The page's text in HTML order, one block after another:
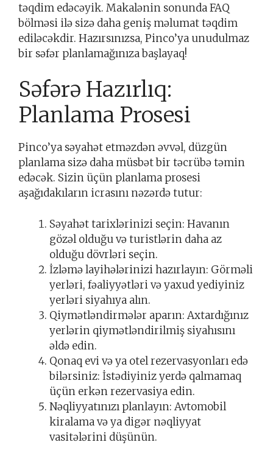
təqdim edəcəyik. Makalənin sonunda FAQ
bölməsi ilə sizə daha geniş məlumat təqdim
ediləcəkdir. Hazırsınızsa, Pinco’ya unudulmaz
bir səfər planlamağınıza başlayaq!
Səfərə Hazırlıq:
Planlama Prosesi
Pinco’ya səyahət etməzdən əvvəl, düzgün
planlama sizə daha müsbət bir təcrübə təmin
edəcək. Sizin üçün planlama prosesi
aşağıdakıların icrasını nəzərdə tutur:
Səyahət tarixlərinizi seçin: Havanın
gözəl olduğu və turistlərin daha az
olduğu dövrləri seçin.
İzləmə layihələrinizi hazırlayın: Görməli
yerləri, fəaliyyətləri və yaxud yediyiniz
yerləri siyahıya alın.
Qiymətləndirmələr aparın: Axtardığınız
yerlərin qiymətləndirilmiş siyahısını
əldə edin.
Qonaq evi və ya otel rezervasyonları edə
bilərsiniz: İstədiyiniz yerdə qalmamaq
üçün erkən rezervasiya edin.
Nəqliyyatınızı planlayın: Avtomobil
kiralama və ya digər nəqliyyat
vasitələrini düşünün.